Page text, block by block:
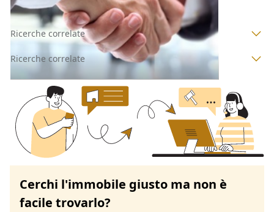
Ricerche correlate
Ricerche correlate
Cerchi l'immobile giusto ma non è
facile trovarlo?